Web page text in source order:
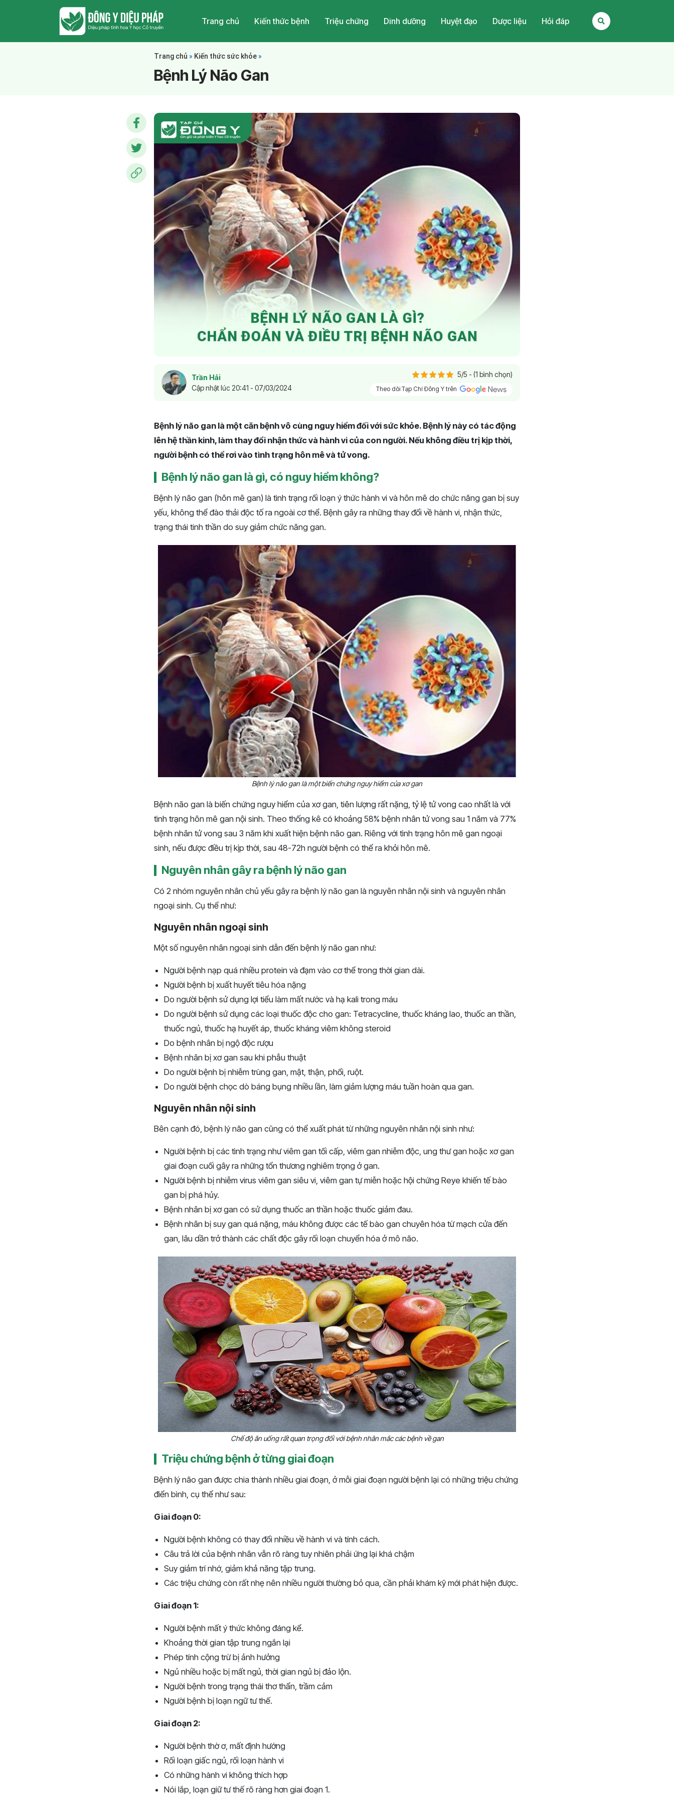
Trang chủ Kiến thức bệnh Triệu chứng Dinh dưỡng Huyệt đạo Dược liệu Hỏi đáp
Trang chủ » Kiến thức sức khỏe »
Bệnh Lý Não Gan
Trần Hải
Cập nhật lúc 20:41 - 07/03/2024
5/5 - (1 bình chọn)
Theo dõi Tạp Chí Đông Y trên
Bệnh lý não gan là một căn bệnh vô cùng nguy hiểm đối với sức khỏe. Bệnh lý này có tác động
lên hệ thần kinh, làm thay đổi nhận thức và hành vi của con người. Nếu không điều trị kịp thời,
người bệnh có thể rơi vào tình trạng hôn mê và tử vong.
Bệnh lý não gan là gì, có nguy hiểm không?
Bệnh lý não gan (hôn mê gan) là tình trạng rối loạn ý thức hành vi và hôn mê do chức năng gan bị suy
yếu, không thể đào thải độc tố ra ngoài cơ thể. Bệnh gây ra những thay đổi về hành vi, nhận thức,
trạng thái tinh thần do suy giảm chức năng gan.
Bệnh lý não gan là một biến chứng nguy hiểm của xơ gan
Bệnh não gan là biến chứng nguy hiểm của xơ gan, tiên lượng rất nặng, tỷ lệ tử vong cao nhất là với
tình trạng hôn mê gan nội sinh. Theo thống kê có khoảng 58% bệnh nhân tử vong sau 1 năm và 77%
bệnh nhân tử vong sau 3 năm khi xuất hiện bệnh não gan. Riêng với tình trạng hôn mê gan ngoại
sinh, nếu được điều trị kịp thời, sau 48-72h người bệnh có thể ra khỏi hôn mê.
Nguyên nhân gây ra bệnh lý não gan
Có 2 nhóm nguyên nhân chủ yếu gây ra bệnh lý não gan là nguyên nhân nội sinh và nguyên nhân
ngoại sinh. Cụ thể như:
Nguyên nhân ngoại sinh
Một số nguyên nhân ngoại sinh dẫn đến bệnh lý não gan như:
Người bệnh nạp quá nhiều protein và đạm vào cơ thể trong thời gian dài.
Người bệnh bị xuất huyết tiêu hóa nặng
Do người bệnh sử dụng lợi tiểu làm mất nước và hạ kali trong máu
Do người bệnh sử dụng các loại thuốc độc cho gan: Tetracycline, thuốc kháng lao, thuốc an thần,
thuốc ngủ, thuốc hạ huyết áp, thuốc kháng viêm không steroid
Do bệnh nhân bị ngộ độc rượu
Bệnh nhân bị xơ gan sau khi phẫu thuật
Do người bệnh bị nhiễm trùng gan, mật, thận, phổi, ruột.
Do người bệnh chọc dò báng bụng nhiều lần, làm giảm lượng máu tuần hoàn qua gan.
Nguyên nhân nội sinh
Bên cạnh đó, bệnh lý não gan cũng có thể xuất phát từ những nguyên nhân nội sinh như:
Người bệnh bị các tình trạng như viêm gan tối cấp, viêm gan nhiễm độc, ung thư gan hoặc xơ gan
giai đoạn cuối gây ra những tổn thương nghiêm trọng ở gan.
Người bệnh bị nhiễm virus viêm gan siêu vi, viêm gan tự miễn hoặc hội chứng Reye khiến tế bào
gan bị phá hủy.
Bệnh nhân bị xơ gan có sử dụng thuốc an thần hoặc thuốc giảm đau.
Bệnh nhân bị suy gan quá nặng, máu không được các tế bào gan chuyên hóa từ mạch cửa đến
gan, lâu dần trở thành các chất độc gây rối loạn chuyển hóa ở mô não.
Chế độ ăn uống rất quan trọng đối với bệnh nhân mắc các bệnh về gan
Triệu chứng bệnh ở từng giai đoạn
Bệnh lý não gan được chia thành nhiều giai đoạn, ở mỗi giai đoạn người bệnh lại có những triệu chứng
điển bình, cụ thể như sau:
Giai đoạn 0:
Người bệnh không có thay đổi nhiều về hành vi và tính cách.
Câu trả lời của bệnh nhân vẫn rõ ràng tuy nhiên phải ứng lại khá chậm
Suy giảm trí nhớ, giảm khả năng tập trung.
Các triệu chứng còn rất nhẹ nên nhiều người thường bỏ qua, cần phải khám kỹ mới phát hiện được.
Giai đoạn 1:
Người bệnh mất ý thức không đáng kể.
Khoảng thời gian tập trung ngắn lại
Phép tính cộng trừ bị ảnh hưởng
Ngủ nhiều hoặc bị mất ngủ, thời gian ngủ bị đảo lộn.
Người bệnh trong trạng thái thơ thẩn, trầm cảm
Người bệnh bị loạn ngữ tư thế.
Giai đoạn 2:
Người bệnh thờ ơ, mất định hướng
Rối loạn giấc ngủ, rối loạn hành vi
Có những hành vi không thích hợp
Nói lắp, loạn giữ tư thế rõ ràng hơn giai đoạn 1.